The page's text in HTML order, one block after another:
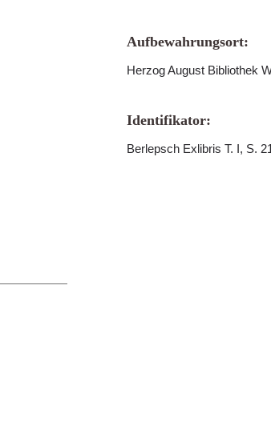
Aufbewahrungsort:
Herzog August Bibliothek
Identifikator:
Berlepsch Exlibris T. I, S.